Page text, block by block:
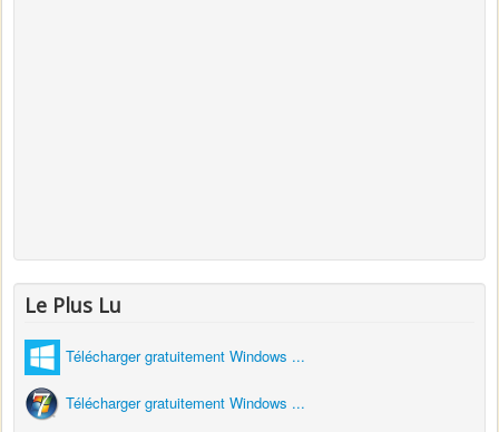
Le Plus Lu
Télécharger gratuitement Windows ...
Télécharger gratuitement Windows ...